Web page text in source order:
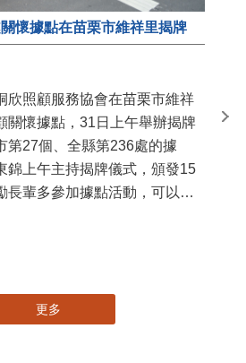
懷據點在苗栗市維祥里揭牌
欣照顧服務協會在苗栗市維祥
關懷據點，31日上午舉辦揭牌
第27個、全縣第236處的據
錦上午主持揭牌儀式，頒發15
長輩多參加據點活動，可以更
苗
更多